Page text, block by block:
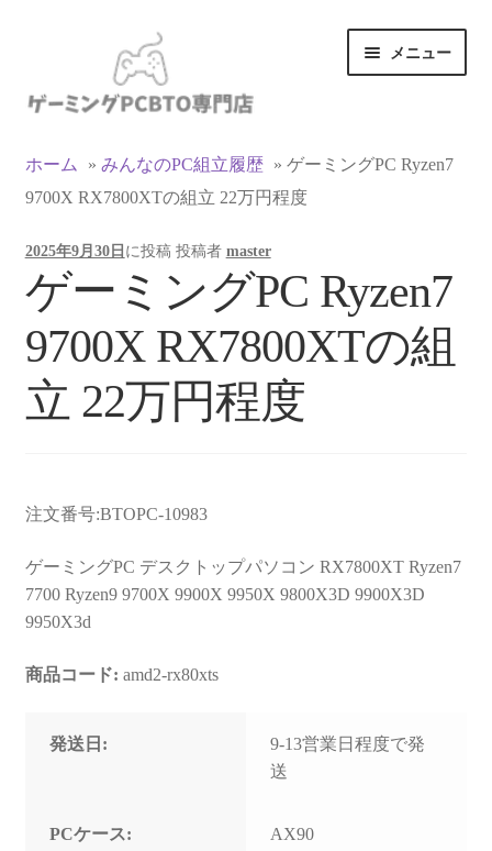
ゲ
ョ
ン
ス
キ
ッ
プ
テ
へ
ス
ッ
プ
メニュー
マイアカウント
支払い
お買い物カゴ
お買い物ガイド
ご使用時にあたって
ホーム » みんなのPC組立履歴 » ゲーミングPC Ryzen7
9700X RX7800XTの組立 22万円程度
2025年9月30日 に投稿 投稿者 master
ゲーミングPC Ryzen7
9700X RX7800XTの組
立 22万円程度
注文番号:BTOPC-10983
ゲーミングPC デスクトップパソコン RX7800XT Ryzen7
7700 Ryzen9 9700X 9900X 9950X 9800X3D 9900X3D
9950X3d
商品コード: amd2-rx80xts
発送日:
9-13営業日程度で発
送
PCケース: AX90